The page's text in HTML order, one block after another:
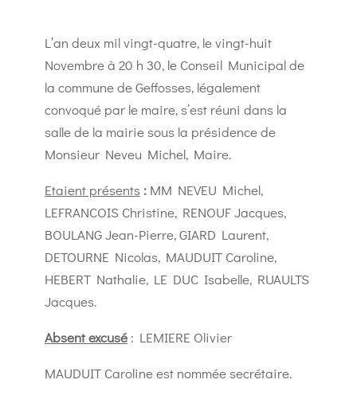
L’an deux mil vingt-quatre, le vingt-huit
Novembre à 20 h 30, le Conseil Municipal de
la commune de Geffosses, légalement
convoqué par le maire, s’est réuni dans la
salle de la mairie sous la présidence de
Monsieur Neveu Michel, Maire.
Etaient présents : MM NEVEU Michel,
LEFRANCOIS Christine, RENOUF Jacques,
BOULANG Jean-Pierre, GIARD Laurent,
DETOURNE Nicolas, MAUDUIT Caroline,
HEBERT Nathalie, LE DUC Isabelle, RUAULTS
Jacques.
Absent excusé: LEMIERE Olivier
MAUDUIT Caroline est nommée secrétaire.